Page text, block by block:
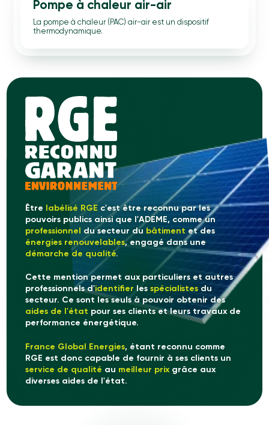
Pompe à chaleur air-air
La pompe à chaleur (PAC) air-air est un dispositif
thermodynamique.
Être labélisé RGE c'est être reconnu par les
pouvoirs publics ainsi que l'ADEME, comme un
professionnel
du secteur du bâtiment et des
énergies renouvelables, engagé dans une
démarche de qualité.
Cette mention permet aux particuliers et autres
professionnels d'identifier les spécialistesdu
secteur. Ce sont les seuls à pouvoir obtenir des
aides de l'état pour ses clients et leurs travaux de
performance énergétique.
France Global Energies, étant reconnu comme
RGE est donc capable de fournir à ses clients un
service de qualité au meilleur prixgrâce aux
diverses aides de l'état.